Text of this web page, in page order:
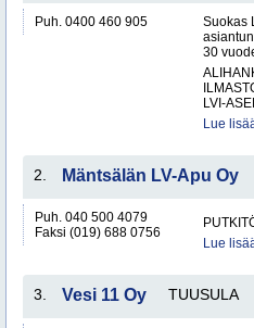
Puh. 0400 460 905
Suokas
30
LVI-
Lue
2. Mäntsälän LV-Apu Oy
Puh. 040 500 4079
Faksi (019) 688 0756
Lue
3. Vesi 11 Oy TUUSULA